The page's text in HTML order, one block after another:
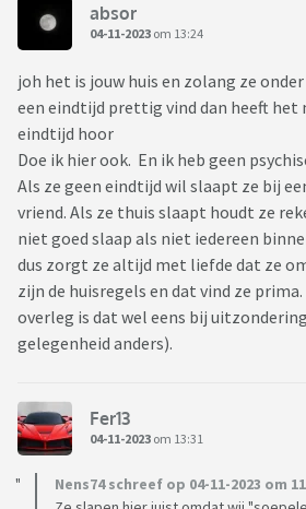
absor
04-11-2023 om 13:24
joh het is jouw huis en zolang ze
een eindtijd prettig vind dan heeft het
eindtijd hoor
Doe ik hier ook. En ik heb geen
Als ze geen eindtijd wil slaapt ze bij
vriend. Als ze thuis slaapt houdt ze
niet goed slaap als niet iedereen
dus zorgt ze altijd met liefde dat ze
zijn de huisregels en dat vind ze
overleg is dat wel eens bij
gelegenheid anders).
Fer13
04-11-2023 om 13:31
Nens74 schreef op 04-11-2023 om